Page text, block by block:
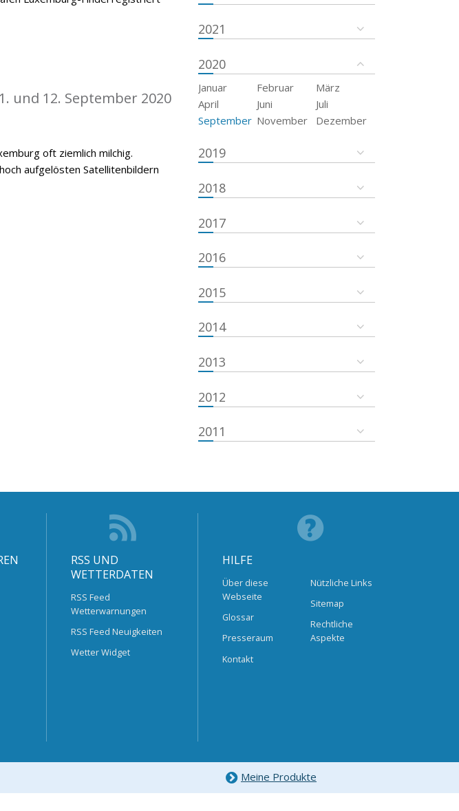
und 12. September 2020
oft ziemlich milchig.
aufgelösten Satellitenbildern
2021
2020
Januar Februar
März
April
Juni
Juli
September November Dezember
2019
2018
2017
2016
2015
2014
2013
2012
2011
RSS UND
WETTERDATEN
RSS Feed
Wetterwarnungen
RSS Feed Neuigkeiten
Wetter Widget
HILFE
Über diese
Webseite
Glossar
Presseraum
Kontakt
Nützliche Links
Sitemap
Rechtliche
Aspekte
Meine Produkte